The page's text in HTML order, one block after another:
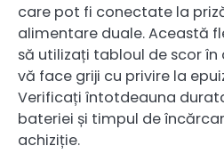
care pot fi conectate la
alimentare duale. Această
să utilizați tabloul de scor
vă face griji cu privire la
Verificați întotdeauna
bateriei și timpul de
achiziție.